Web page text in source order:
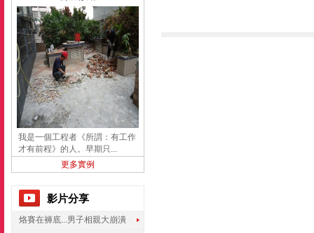
我是一個工程者《所謂：有工作
才有前程》的人。早期只...
更多實例
影片分享
烙賽在褲底...男子相親大崩潰